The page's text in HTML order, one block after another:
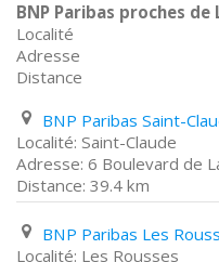
BNP Paribas proches de
Localité
Adresse
Distance
Saint-Claude
6 Boulevard de
39.4 km
Les Rousses